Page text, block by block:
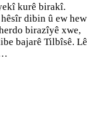
kurê birakî.
dibin û ew hew
birazîyê xwe,
bajarê Tilbîsê. Lê